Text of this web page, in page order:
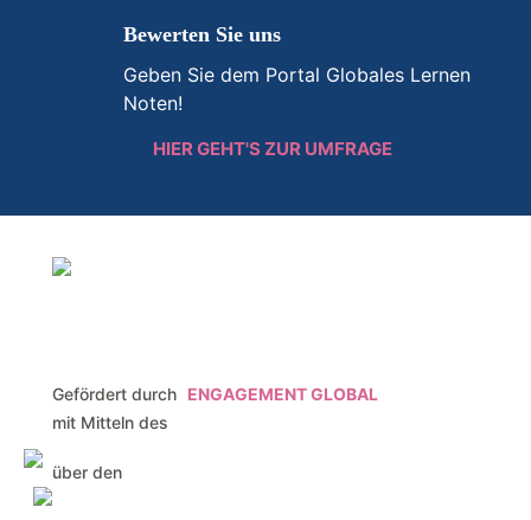
Bewerten Sie uns
Geben Sie dem Portal Globales Lernen
Noten!
HIER GEHT'S ZUR UMFRAGE
Gefördert durch ENGAGEMENT GLOBAL
mit Mitteln des
über den